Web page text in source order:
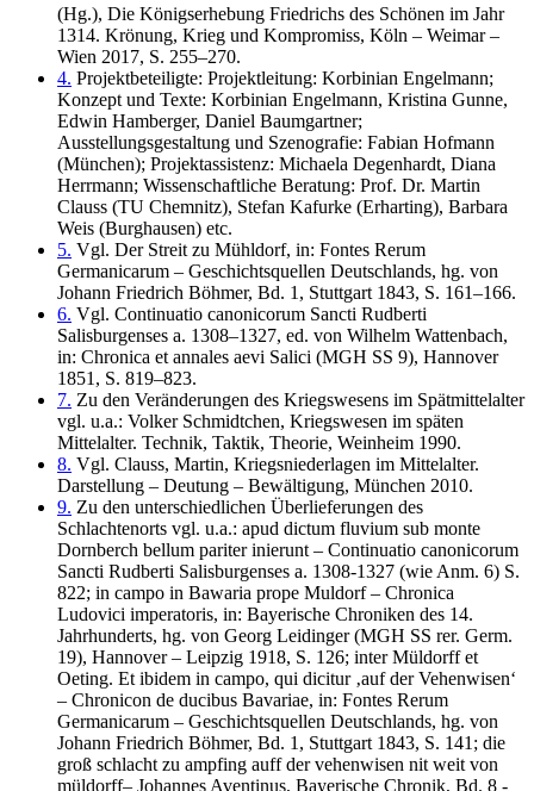
(Hg.), Die Königserhebung Friedrichs des Schönen im Jahr
1314. Krönung, Krieg und Kompromiss, Köln – Weimar –
Wien 2017, S. 255–270.
4. Projektbeteiligte: Projektleitung: Korbinian Engelmann;
Konzept und Texte: Korbinian Engelmann, Kristina Gunne,
Edwin Hamberger, Daniel Baumgartner;
Ausstellungsgestaltung und Szenografie: Fabian Hofmann
(München); Projektassistenz: Michaela Degenhardt, Diana
Herrmann; Wissenschaftliche Beratung: Prof. Dr. Martin
Clauss (TU Chemnitz), Stefan Kafurke (Erharting), Barbara
Weis (Burghausen) etc.
5. Vgl. Der Streit zu Mühldorf, in: Fontes Rerum
Germanicarum – Geschichtsquellen Deutschlands, hg. von
Johann Friedrich Böhmer, Bd. 1, Stuttgart 1843, S. 161–166.
6. Vgl. Continuatio canonicorum Sancti Rudberti
Salisburgenses a. 1308–1327, ed. von Wilhelm Wattenbach,
in: Chronica et annales aevi Salici (MGH SS 9), Hannover
1851, S. 819–823.
7. Zu den Veränderungen des Kriegswesens im Spätmittelalter
vgl. u.a.: Volker Schmidtchen, Kriegswesen im späten
Mittelalter. Technik, Taktik, Theorie, Weinheim 1990.
8. Vgl. Clauss, Martin, Kriegsniederlagen im Mittelalter.
Darstellung – Deutung – Bewältigung, München 2010.
9. Zu den unterschiedlichen Überlieferungen des
Schlachtenorts vgl. u.a.: apud dictum fluvium sub monte
Dornberch bellum pariter inierunt – Continuatio canonicorum
Sancti Rudberti Salisburgenses a. 1308-1327 (wie Anm. 6) S.
822; in campo in Bawaria prope Muldorf – Chronica
Ludovici imperatoris, in: Bayerische Chroniken des 14.
Jahrhunderts, hg. von Georg Leidinger (MGH SS rer. Germ.
19), Hannover – Leipzig 1918, S. 126; inter Müldorff et
Oeting. Et ibidem in campo, qui dicitur ‚auf der Vehenwisen‘
– Chronicon de ducibus Bavariae, in: Fontes Rerum
Germanicarum – Geschichtsquellen Deutschlands, hg. von
Johann Friedrich Böhmer, Bd. 1, Stuttgart 1843, S. 141; die
groß schlacht zu ampfing auff der vehenwisen nit weit von
müldorff– Johannes Aventinus, Bayerische Chronik, Bd. 8 -